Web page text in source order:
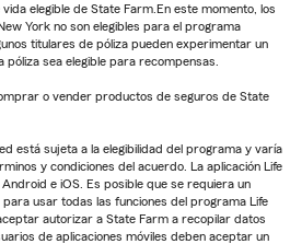
elegible de State Farm.En este momento, los
York no son elegibles para el programa
titulares de póliza pueden experimentar un
sea elegible para recompensas.
o vender productos de seguros de State
está sujeta a la elegibilidad del programa y varía
y condiciones del acuerdo. La aplicación Life
e iOS. Es posible que se requiera un
usar todas las funciones del programa Life
autorizar a State Farm a recopilar datos
de aplicaciones móviles deben aceptar un